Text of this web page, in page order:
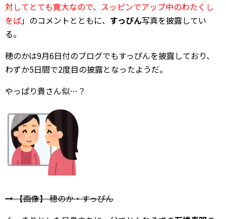
対してとても寛大なので、スッピンでアップ中のわたくし
をば」のコメントとともに、 すっぴん写真を披露してい
る。
穂のかは9月6日付のブログでもすっぴんを披露しており、
わずか5日間で2度目の披露となったようだ。
やっぱり貴さん似…？
→ 【画像】 穂のか・すっぴん